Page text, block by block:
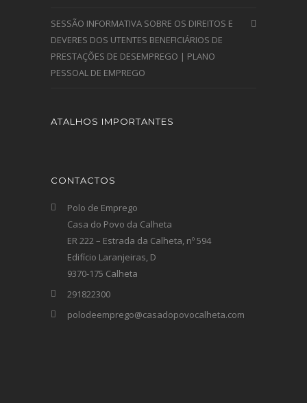
SESSÃO INFORMATIVA SOBRE OS DIREITOS E
DEVERES DOS UTENTES BENEFICIÁRIOS DE
PRESTAÇÕES DE DESEMPREGO | PLANO
PESSOAL DE EMPREGO
ATALHOS IMPORTANTES
CONTACTOS
Polo de Emprego
Casa do Povo da Calheta
ER 222 – Estrada da Calheta, nº 594
Edifício Laranjeiras, D
9370-175 Calheta
291822300
polodeemprego@casadopovocalheta.com